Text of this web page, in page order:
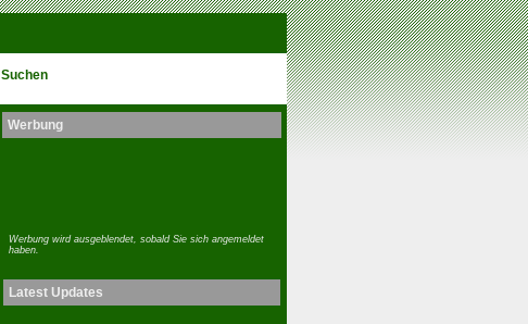
Suchen
Werbung
Werbung wird ausgeblendet, sobald Sie sich angemeldet
haben.
Latest Updates